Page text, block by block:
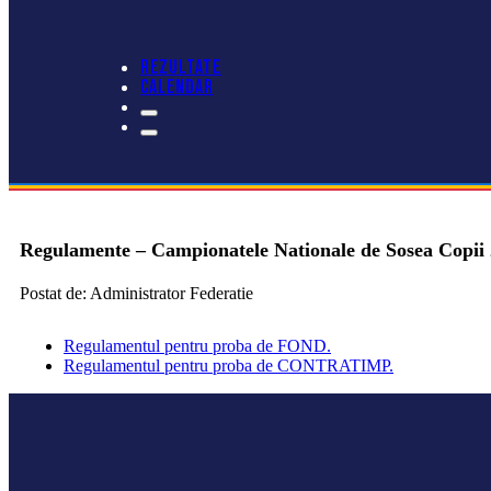
REZULTATE
CALENDAR
Regulamente – Campionatele Nationale de Sosea Copii
Postat de: Administrator Federatie
Regulamentul pentru proba de FOND.
Regulamentul pentru proba de CONTRATIMP.